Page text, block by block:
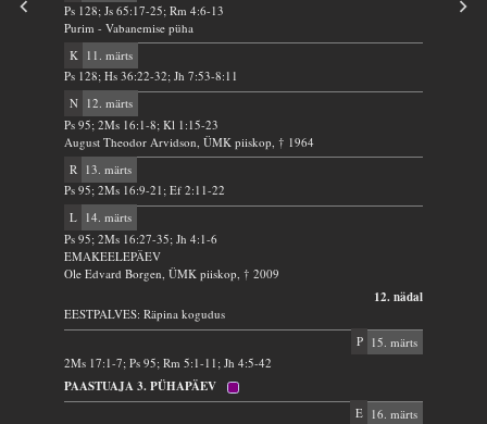
Ps 128; Js 65:17-25; Rm 4:6-13
Purim - Vabanemise püha
K
11. märts
Ps 128; Hs 36:22-32; Jh 7:53-8:11
N
12. märts
Ps 95; 2Ms 16:1-8; Kl 1:15-23
August Theodor Arvidson, ÜMK piiskop, † 1964
R
13. märts
Ps 95; 2Ms 16:9-21; Ef 2:11-22
L
14. märts
Ps 95; 2Ms 16:27-35; Jh 4:1-6
EMAKEELEPÄEV
Ole Edvard Borgen, ÜMK piiskop, † 2009
12. nädal
EESTPALVES: Räpina kogudus
P
15. märts
2Ms 17:1-7; Ps 95; Rm 5:1-11; Jh 4:5-42
PAASTUAJA 3. PÜHAPÄEV
E
16. märts